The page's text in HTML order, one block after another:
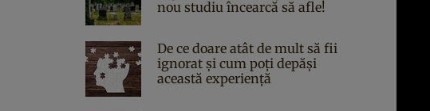
nou studiu încearcă să afle!
De ce doare atât de mult să fii
ignorat și cum poți depăși
această experiență